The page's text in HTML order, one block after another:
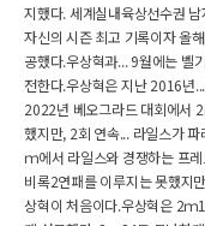
지했다. 세계실내육상선수권
자신의 시즌 최고 기록이자 올
공했다.우상혁과... 9월에는 벨
전한다.우상혁은 지난 2016년...
2022년 베오그라드 대회에서
했지만, 2회 연속... 라일스가
ｍ에서 라일스와 경쟁하는 프
비록2연패를 이루지는 못했지
상혁이 처음이다.우상혁은 2